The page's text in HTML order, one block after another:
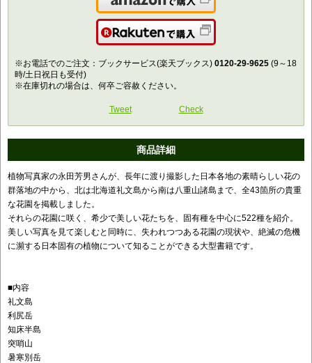
Amazonで購入
楽天で購入
※お電話でのご注文：ブックサービス(楽天ブックス) 0120-29-9625 (9～18
時/土日祝日も受付)
※在庫切れの場合は、何卒ご容赦ください。
Tweet Check
商品詳細
植物写真家の永田芳男さんが、長年に渡り撮影した日本各地の素晴らしい花の
群落地の中から、北は北海道礼文島から南は八重山諸島まで、全43箇所の貴重
な花園を掲載しました。
それらの花園に咲く、希少で美しい花たちを、固有種を中心に522種を紹介。
美しい写真を見て楽しむと同時に、失われつつある花園の現状や、絶滅の危機
に瀕する日本固有の植物について知ることができる大型書籍です。
■内容
礼文島
利尻岳
知床半島
突哨山
暑寒別岳